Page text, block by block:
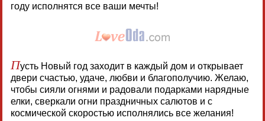
году исполнятся все ваши мечты!
Пусть Новый год заходит в каждый дом и открывает
двери счастью, удаче, любви и благополучию. Желаю,
чтобы сияли огнями и радовали подарками нарядные
елки, сверкали огни праздничных салютов и с
космической скоростью исполнялись все желания!